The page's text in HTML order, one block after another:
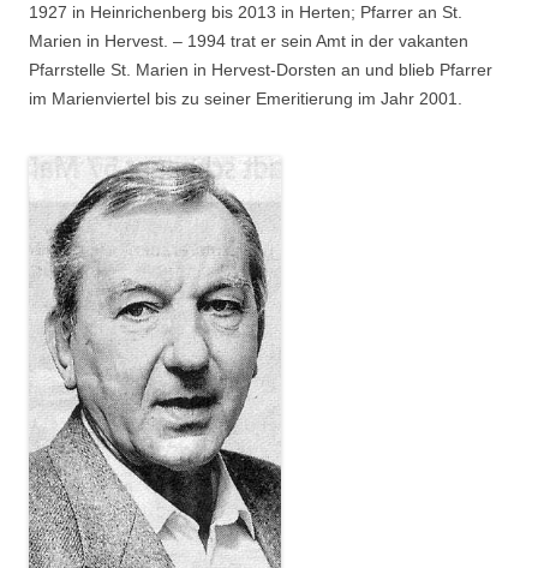
1927 in Heinrichenberg bis 2013 in Herten; Pfarrer an St.
Marien in Hervest. – 1994 trat er sein Amt in der vakanten
Pfarrstelle St. Marien in Hervest-Dorsten an und blieb Pfarrer
im Marienviertel bis zu seiner Emeritierung im Jahr 2001.